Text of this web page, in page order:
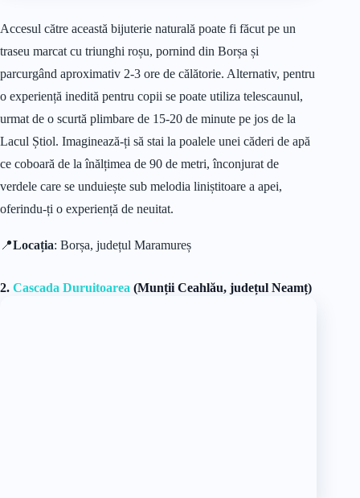
Accesul către această bijuterie naturală poate fi făcut pe un
traseu marcat cu triunghi roșu, pornind din Borșa și
parcurgând aproximativ 2-3 ore de călătorie. Alternativ, pentru
o experiență inedită pentru copii se poate utiliza telescaunul,
urmat de o scurtă plimbare de 15-20 de minute pe jos de la
Lacul Știol. Imaginează-ți să stai la poalele unei căderi de apă
ce coboară de la înălțimea de 90 de metri, înconjurat de
verdele care se unduiește sub melodia liniștitoare a apei,
oferindu-ți o experiență de neuitat.
📍Locația: Borșa, județul Maramureș
2. Cascada Duruitoarea (Munții Ceahlău, județul Neamț)